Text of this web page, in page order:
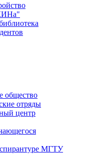
общество
отряды
центр
МГТУ